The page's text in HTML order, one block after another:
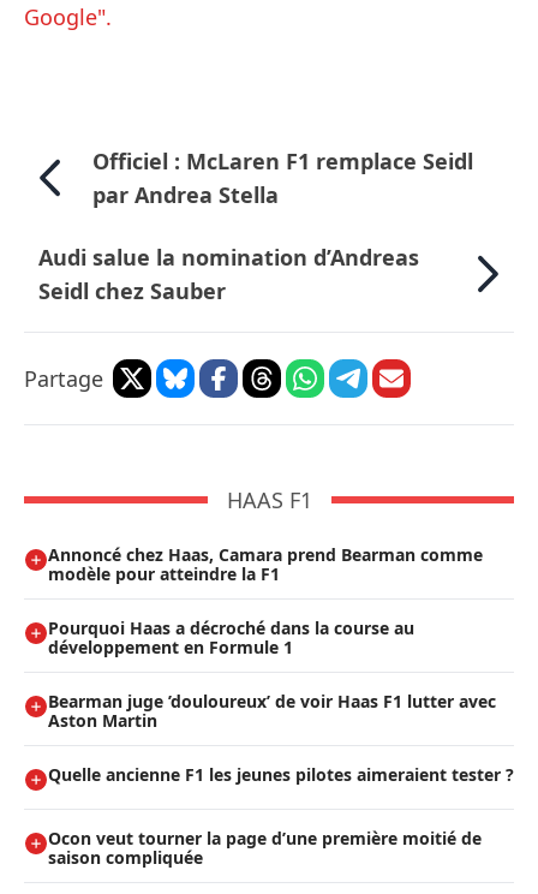
Google".
Officiel : McLaren F1 remplace Seidl
par Andrea Stella
Audi salue la nomination d’Andreas
Seidl chez Sauber
Partage
HAAS F1
Annoncé chez Haas, Camara prend Bearman comme
modèle pour atteindre la F1
Pourquoi Haas a décroché dans la course au
développement en Formule 1
Bearman juge ’douloureux’ de voir Haas F1 lutter avec
Aston Martin
Quelle ancienne F1 les jeunes pilotes aimeraient tester ?
Ocon veut tourner la page d’une première moitié de
saison compliquée